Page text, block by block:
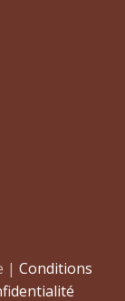
| Conditions